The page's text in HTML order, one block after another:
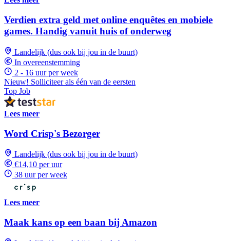
Verdien extra geld met online enquêtes en mobiele
games. Handig vanuit huis of onderweg
Landelijk (dus ook bij jou in de buurt)
In overeenstemming
2 - 16 uur per week
Nieuw! Solliciteer als één van de eersten
Top Job
Lees meer
Word Crisp's Bezorger
Landelijk (dus ook bij jou in de buurt)
€14,10 per uur
38 uur per week
Lees meer
Maak kans op een baan bij Amazon